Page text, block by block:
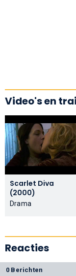
Video's en
Scarlet Diva
(2000)
Drama
Reacties
0 Berichten